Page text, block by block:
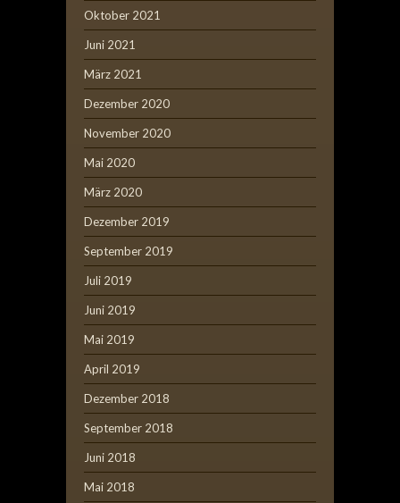
Oktober 2021
Juni 2021
März 2021
Dezember 2020
November 2020
Mai 2020
März 2020
Dezember 2019
September 2019
Juli 2019
Juni 2019
Mai 2019
April 2019
Dezember 2018
September 2018
Juni 2018
Mai 2018